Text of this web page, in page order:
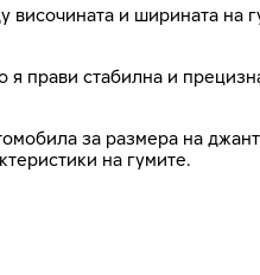
и ширината на
я прави стабилна и
за размера на
на гумите.